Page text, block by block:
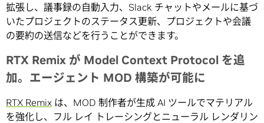
拡張し、議事録の自動入力、Slack チャットやメールに基づ
いたプロジェクトのステータス更新、プロジェクトや会議
の要約の送信などを行うことができます。
RTX Remix が Model Context Protocol を追
加。エージェント MOD 構築が可能に
RTX Remix は、MOD 制作者が生成 AI ツールでマテリアル
を強化し、フル レイ トレーシングとニューラル レンダリン